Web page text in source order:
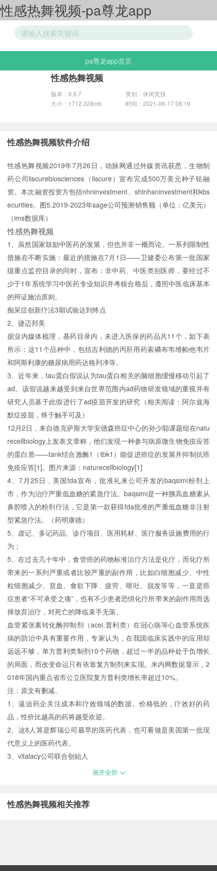
性感热舞视频-pa尊龙app
游戏分类
pa尊龙app首页
性感热舞视频
版本：0.9.7
类别：休闲竞技
大小：1712.328mb
时间：2021-06-17 08:19
性感热舞视频软件介绍
性感热舞视频2019年7月26日，动脉网通过外媒资讯获悉，生物制
药公司liscurebiosciences（liscure）宣布完成500万美元种子轮融
资。本次融资投资方包括nhninvestment、shinhaninvestment和kbs
ecurities。图5.2019-2023年sage公司预测销售额（单位：亿美元）
（ims数据库）
性感热舞视频
1、虽然国家鼓励中医药的发展，但也并非一概而论。一系列限制性
措施在不断实施：最近的措施在7月1日——卫健委公布第一批国家
级重点监控目录的同时，宣布：非中药、中医类别医师，要经过不
少于1年系统学习中医药专业知识并考核合格后，遵照中医临床基本
的辩证施治原则。
痴呆症创新疗法3期试验达到终点
2、捷迈邦美
据业内媒体梳理，基药目录内，未进入医保的药品共11个，如下表
所示：这11个品种中，包括吉利德的丙肝用药索磷布韦维帕他韦片
和阿斯利康的糖尿病用药达格列净等。
3、近年来，tau蛋白假说认为tau蛋白相关的脑细胞缓慢移动引起了
ad。该假说越来越受到来自世界范围内ad药物研发领域的重视并有
研究人员基于此假进行了ad疫苗开发的研究（相关阅读：阿尔兹海
默症疫苗，终于触手可及）
12月2日，来自德克萨斯大学安德森癌症中心的孙少聪课题组在natu
recellbiology上发表文章称，他们发现一种参与病原微生物免疫应答
的蛋白质——tank结合激酶1（tbk1）能促进癌症的发展并抑制抗癌
免疫应答[1]。图片来源：naturecellbiology[1]
4、7月25日，美国fda宣布，批准礼来公司开发的baqsimi粉剂上
市，作为治疗严重低血糖的紧急疗法。baqsimi是一种胰高血糖素从
鼻腔喷入的粉剂疗法，它是第一款获得fda批准的严重低血糖非注射
型紧急疗法。（药明康德）
5、虚记、多记药品、诊疗项目、医用耗材、医疗服务设施费用的行
为；
5、在过去几十年中，食管癌的药物标准治疗方法是化疗，而化疗所
带来的一系列严重或者比较严重的副作用，比如白细胞减少、中性
粒细胞减少、贫血、食欲下降、疲劳、呕吐、脱发等等，一直是癌
症患者“不可承受之痛”，也有不少患者恐惧化疗所带来的副作用而选
择放弃治疗，对死亡的降临束手无策。
血管紧张素转化酶抑制剂（acei.普利类）在冠心病等心血管系统疾
病的防治中具有重要作用，专家认为，在我国临床实践中的应用却
远远不够，单方普利类制剂10个药物，超过一半的品种处于负增长
的局面，而改变命运只有依靠复方制剂来实现。米内网数据显示，2
018年国内重点省市公立医院复方普利类增长率超过10%。
注：原文有删减。
1、逼迫药企关注成本和疗效领域的数据。价格低的，疗效好的药
品，性价比越高的药将越受欢迎。
2、这8人算是辉瑞公司最早的医药代表，也可看做是美国第一批现
代意义上的医药代表。
3、vitalacy公司联合创始人
展开全部
性感热舞视频相关推荐